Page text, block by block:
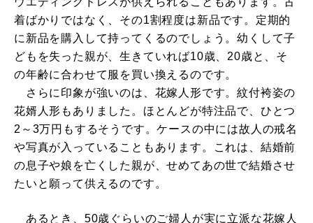
着ばかりではなく、その1割程度は新品です。定期的
に新品を購入して持ってくるのでしょう。幼くして子
どもを失った親が、生きていれば10歳、20歳と、そ
の年齢に合わせて服を買い換えるのです。
さらに印象が強いのは、花嫁人形です。紋付袴姿の
花婿人形もありました。ほとんどが特注品で、ひとつ
2～3万円もするそうです。ケースの中には故人の戒名
や写真が入っていることもあります。これは、結婚前
の息子や娘を亡くした親が、せめてあの世で結婚させ
たいと願って供えるのです。
あるとき、50歳ぐらいのご婦人が実に立派な花嫁人